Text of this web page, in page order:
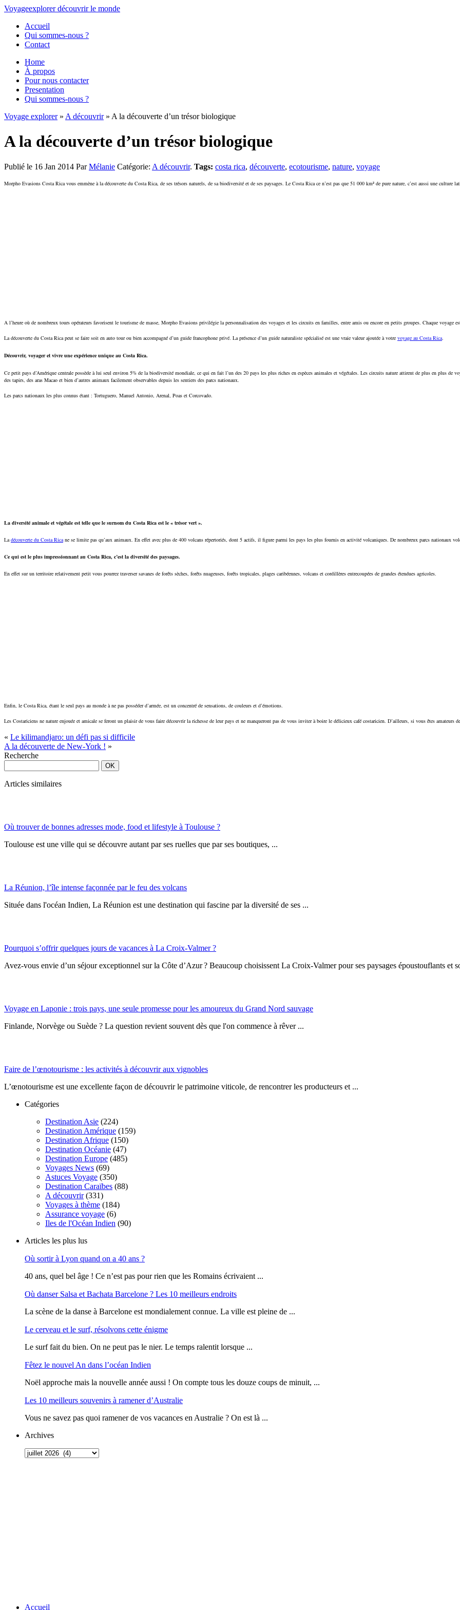
Voyageexplorer découvrirle monde
Accueil
Qui sommes-nous ?
Contact
Home
À propos
Pour nous contacter
Presentation
Qui sommes-nous ?
Voyage explorer» A découvrir» A la découverte d’un trésor biologique
A la découverte d’un trésor biologique
Publié le 16 Jan 2014 ParMélanie Catégorie: A découvrir. Tags: costa rica, découverte, ecotourisme, nature, voyage
Morpho Evasions Costa Rica vous emmène à la découverte du Costa Rica, de ses trésors naturels, de sa biodiversité et de ses paysages. Le Costa Rica ce n’est pas que 51 000 km² de pure nature, c’est aussi une culture
A l’heure où de nombreux tours opérateurs favorisent le tourisme de masse, Morpho Evasions privilégie la personnalisation des voyages et les circuits en familles, entre amis ou encore en petits groupes. Chaque voyage
La découverte du Costa Rica peut se faire soit en auto tour ou bien accompagné d’un guide francophone privé. La présence d’un guide naturaliste spécialisé est une vraie valeur ajoutée à votre voyage au Costa Rica.
Découvrir, voyager et vivre une expérience unique au Costa Rica.
Ce petit pays d’Amérique centrale possède à lui seul environ 5% de la biodiversité mondiale, ce qui en fait l’un des 20 pays les plus riches en espèces animales et végétales. Les circuits nature attirent de plus en plus de
des tapirs, des aras Macao et bien d’autres animaux facilement observables depuis les sentiers des parcs nationaux.
Les parcs nationaux les plus connus étant : Tortuguero, Manuel Antonio, Arenal, Poas et Corcovado.
La diversité animale et végétale est telle que le surnom du Costa Rica est le « trésor vert ».
Ladécouverte du Costa Ricane se limite pas qu’aux animaux. En effet avec plus de 400 volcans répertoriés, dont 5 actifs, il figure parmi les pays les plus fournis en activité volcaniques. De nombreux parcs nationaux
Ce qui est le plus impressionnant au Costa Rica, c’est la diversité des paysages.
En effet sur un territoire relativement petit vous pourrez traverser savanes de forêts sèches, forêts nuageuses, forêts tropicales, plages caribéennes, volcans et cordillères entrecoupées de grandes étendues agricoles.
Enfin, le Costa Rica, étant le seul pays au monde à ne pas posséder d’armée, est un concentré de sensations, de couleurs et d’émotions.
Les Costariciens ne nature enjouée et amicale se feront un plaisir de vous faire découvrir la richesse de leur pays et ne manqueront pas de vous inviter à boire le délicieux café costaricien. D’ailleurs, si vous êtes amateurs
« Le kilimandjaro: un défi pas si difficile
A la découverte de New-York ! »
Recherche
Articles similaires
Où trouver de bonnes adresses mode, food et lifestyle à Toulouse ?
Toulouse est une ville qui se découvre autant par ses ruelles que par ses boutiques, ...
La Réunion, l’île intense façonnée par le feu des volcans
Située dans l'océan Indien, La Réunion est une destination qui fascine par la diversité de ses ...
Pourquoi s’offrir quelques jours de vacances à La Croix-Valmer ?
Avez-vous envie d’un séjour exceptionnel sur la Côte d’Azur ? Beaucoup choisissent La Croix-Valmer pour ses paysages époustouflants et
Voyage en Laponie : trois pays, une seule promesse pour les amoureux du Grand Nord sauvage
Finlande, Norvège ou Suède ? La question revient souvent dès que l'on commence à rêver ...
Faire de l’œnotourisme : les activités à découvrir aux vignobles
L’œnotourisme est une excellente façon de découvrir le patrimoine viticole, de rencontrer les producteurs et ...
Catégories
Destination Asie (224)
Destination Amérique (159)
Destination Afrique (150)
Destination Océanie (47)
Destination Europe (485)
Voyages News (69)
Astuces Voyage (350)
Destination Caraïbes (88)
A découvrir(331)
Voyages à thème (184)
Assurance voyage (6)
Iles de l'Océan Indien (90)
Articles les plus lus
Où sortir à Lyon quand on a 40 ans ?
40 ans, quel bel âge ! Ce n’est pas pour rien que les Romains écrivaient ...
Où danser Salsa et Bachata Barcelone ? Les 10 meilleurs endroits
La scène de la danse à Barcelone est mondialement connue. La ville est pleine de ...
Le cerveau et le surf, résolvons cette énigme
Le surf fait du bien. On ne peut pas le nier. Le temps ralentit lorsque ...
Fêtez le nouvel An dans l’océan Indien
Noël approche mais la nouvelle année aussi ! On compte tous les douze coups de minuit, ...
Les 10 meilleurs souvenirs à ramener d’Australie
Vous ne savez pas quoi ramener de vos vacances en Australie ? On est là ...
Archives
Accueil